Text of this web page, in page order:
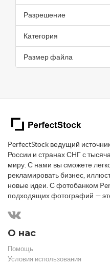
Разрешение
Категория
Размер файла
PerfectStock ведущий
России и странах СНГ с
миру. С нами вы сможете
рекламировать бизнес,
новые идеи. С фотобанком
подходящих фотографий —
О нас
Помощь
Условия использования